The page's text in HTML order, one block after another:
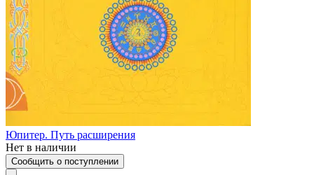
Юпитер. Путь расширения
Нет в наличии
Сообщить о поступлении